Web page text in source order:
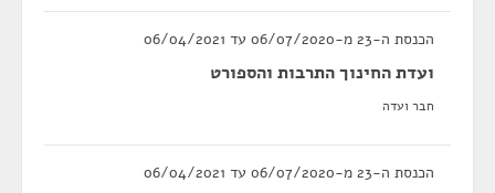
הכנסת ה-23 מ-06/07/2020 עד 06/04/2021
ועדת החינוך התרבות והספורט
חבר ועדה
הכנסת ה-23 מ-06/07/2020 עד 06/04/2021